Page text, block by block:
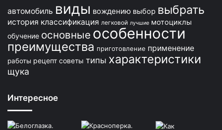
автомобиль виды вождению выбор выбрать
история классификация легковой лучшие мотоциклы
обучение основные особенности
преимущества приготовление применение
работы рецепт советы типы характеристики
щука
Интересное